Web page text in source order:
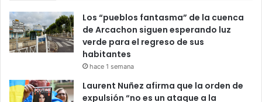
Los “pueblos fantasma” de la cuenca
de Arcachon siguen esperando luz
verde para el regreso de sus
habitantes
hace 1 semana
Laurent Nuñez afirma que la orden de
expulsión “no es un ataque a la